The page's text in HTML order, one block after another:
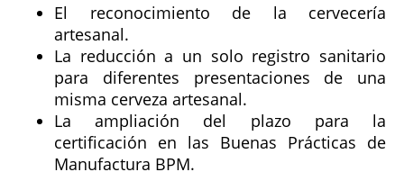
El reconocimiento de la cervecería
artesanal.
La reducción a un solo registro sanitario
para diferentes presentaciones de una
misma cerveza artesanal.
La ampliación del plazo para la
certificación en las Buenas Prácticas de
Manufactura BPM.